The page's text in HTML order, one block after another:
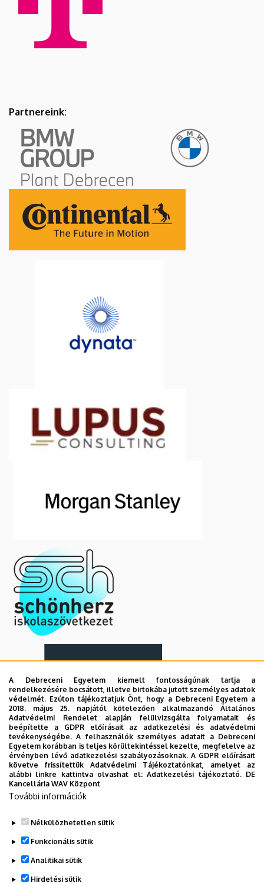
Partnereink:
Legutóbbi frissítés: 2025. 04. 18. 11:55
A Debreceni Egyetem kiemelt fontosságúnak tartja a
rendelkezésére bocsátott, illetve birtokába jutott személyes adatok
védelmét. Ezúton tájékoztatjuk Önt, hogy a Debreceni Egyetem a
2018. május 25. napjától kötelezően alkalmazandó Általános
Adatvédelmi Rendelet alapján felülvizsgálta folyamatait és
beépítette a GDPR előírásait az adatkezelési és adatvédelmi
tevékenységébe. A felhasználók személyes adatait a Debreceni
Egyetem korábban is teljes körültekintéssel kezelte, megfelelve az
érvényben lévő adatkezelési szabályozásoknak. A GDPR előírásait
követve frissítettük Adatvédelmi Tájékoztatónkat, amelyet az
alábbi linkre kattintva olvashat el:Adatkezelési tájékoztató. DE
Kancellária WAV Központ
További információk
Nélkülözhetetlen sütik
Funkcionális sütik
Analitikai sütik
Hirdetési sütik